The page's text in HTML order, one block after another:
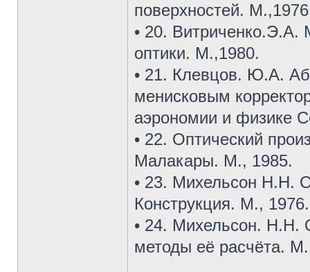
поверхностей. М.,1976
• 20. Витриченко.Э.А.
оптики. М.,1980.
• 21. Клевцов. Ю.А.
менисковым
аэрономии и физике
• 22. Оптический
Малакары. М., 1985.
• 23. Михельсон Н.Н.
Конструкция. М., 1976.
• 24. Михельсон. Н.Н.
методы её расчёта.